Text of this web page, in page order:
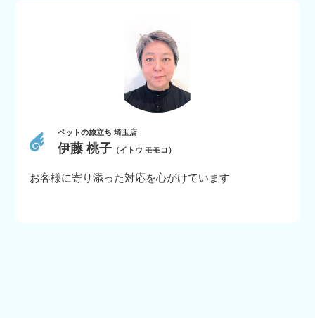
ペットの旅立ち 埼玉店
伊藤 桃子 （イトウ モモコ）
お客様に寄り添った対応を心がけています